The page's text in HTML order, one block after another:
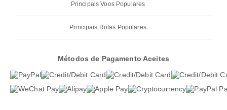
Principais Voos Populares
Principais Rotas Populares
Métodos de Pagamento Aceites